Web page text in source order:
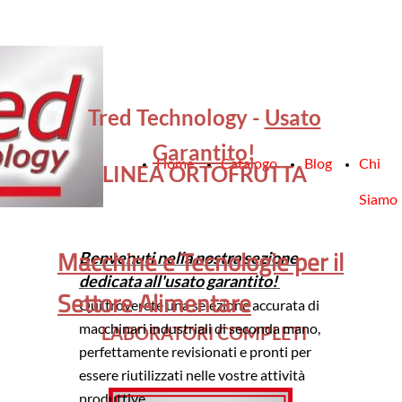
Macchine e Tecnologie per il
Settore Alimentare
Tred Technology - Usato
Garantito!
Home Catalogo Blog Chi
Siamo
LINEA ORTOFRUTTA
Benvenuti nella nostra sezione
dedicata all'usato garantito!
Qui troverete una selezione accurata di
macchinari industriali di seconda mano,
perfettamente revisionati e pronti per
essere riutilizzati nelle vostre attività
produttive.
LABORATORI COMPLETI